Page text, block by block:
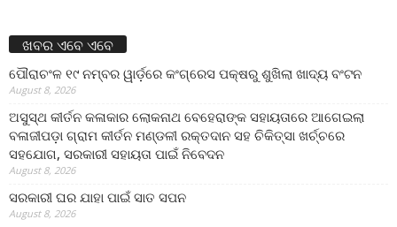
ଖବର ଏବେ ଏବେ
ପୌରାଚଂଳ ୧୯ ନମ୍ବର ୱାର୍ଡ଼ରେ କଂଗ୍ରେସ ପକ୍ଷରୁ ଶୁଖିଲା ଖାଦ୍ୟ ବଂଟନ
August 8, 2026
ଅସୁସ୍ଥ କୀର୍ତନ କଳାକାର ଲୋକନାଥ ବେହେରାଙ୍କ ସହାୟତାରେ ଆଗେଇଲା
ବଳାଜୀପଡ଼ା ଗ୍ରାମ କୀର୍ତନ ମଣ୍ଡଳୀ ରକ୍ତଦାନ ସହ ଚିକିତ୍ସା ଖର୍ଚ୍ଚରେ
ସହଯୋଗ, ସରକାରୀ ସହାୟତା ପାଇଁ ନିବେଦନ
August 8, 2026
ସରକାରୀ ଘର ଯାହା ପାଇଁ ସାତ ସପନ
August 8, 2026